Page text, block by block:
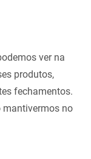
ver na
produtos,
fechamentos.
mantivermos no